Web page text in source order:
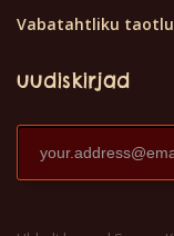
Vabatahtliku
uudiskirjad